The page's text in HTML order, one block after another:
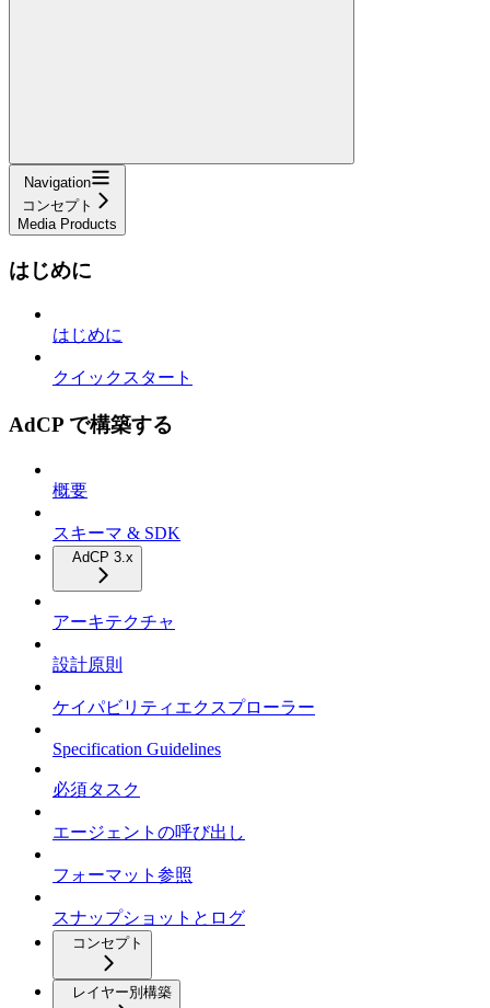
Navigation
コンセプト
Media Products
はじめに
はじめに
クイックスタート
AdCP で構築する
概要
スキーマ & SDK
AdCP 3.x
アーキテクチャ
設計原則
ケイパビリティエクスプローラー
Specification Guidelines
必須タスク
エージェントの呼び出し
フォーマット参照
スナップショットとログ
コンセプト
レイヤー別構築